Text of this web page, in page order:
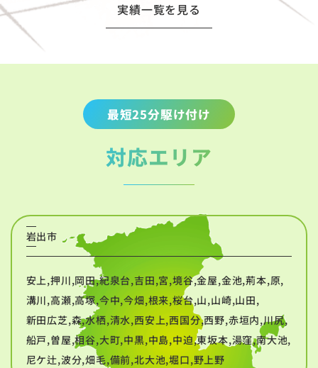
実績一覧を見る
最短25分駆け付け
対応エリア
岩出市
安上,押川,岡田,紀泉台,吉田,宮,境谷,金屋,金池,荊本,原,
溝川,高瀬,高塚,今中,今畑,根来,桜台,山,山崎,山田,
新田広芝,森,水栖,清水,西安上,西国分,西野,赤垣内,川尻,
船戸,曽屋,相谷,大町,中黒,中島,中迫,東坂本,湯窪,南大池,
尼ケ辻,波分,畑毛,備前,北大池,堀口,野上野